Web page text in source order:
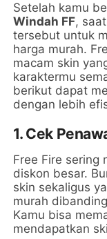
Setelah kamu
Windah FF,
tersebut untuk
harga murah.
macam skin
karaktermu
berikut dapat
dengan lebih
1. Cek
Free Fire sering
diskon besar.
skin sekaligus
murah
Kamu bisa
mendapatkan